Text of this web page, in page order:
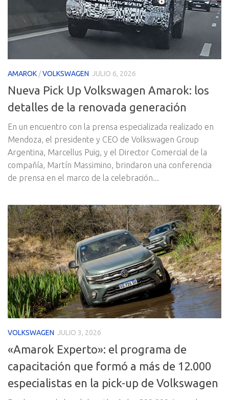
AMAROK /VOLKSWAGEN JULIO 6, 2026
Nueva Pick Up Volkswagen Amarok: los
detalles de la renovada generación
En un encuentro con la prensa especializada realizado en
Mendoza, el presidente y CEO de Volkswagen Group
Argentina, Marcellus Puig, y el Director Comercial de la
compañía, Martín Massimino, brindaron una conferencia
de prensa en el marco de la celebración...
VOLKSWAGEN JULIO 3, 2026
«Amarok Experto»: el programa de
capacitación que formó a más de 12.000
especialistas en la pick-up de Volkswagen